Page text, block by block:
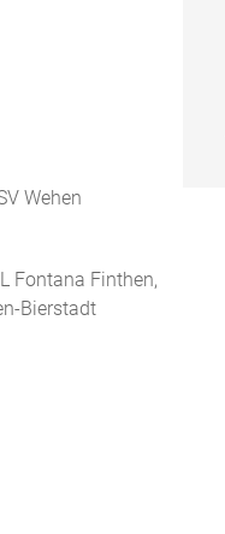
Wehen
Fontana Finthen,
Bierstadt